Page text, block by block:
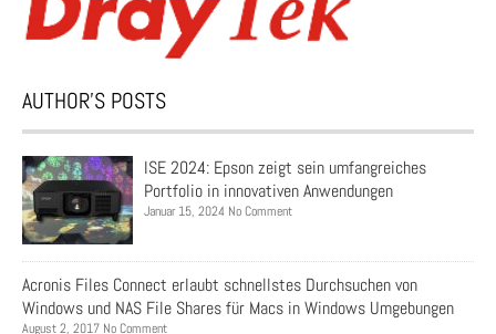
AUTHOR’S POSTS
ISE 2024: Epson zeigt sein umfangreiches
Portfolio in innovativen Anwendungen
Januar 15, 2024 No Comment
Acronis Files Connect erlaubt schnellstes Durchsuchen von
Windows und NAS File Shares für Macs in Windows Umgebungen
August 2, 2017 No Comment